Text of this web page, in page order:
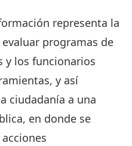
representa la
programas de
y los funcionarios
y así
ciudadanía a una
en donde se